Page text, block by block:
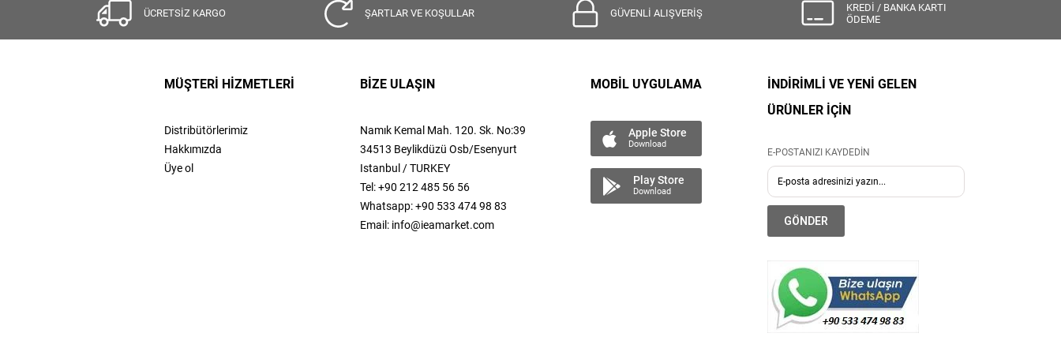
ÜCRETSİZ KARGO ŞARTLAR VE KOŞULLAR GÜVENLİ ALIŞVERİŞ
KREDİ / BANKA KARTI
ÖDEME
MÜŞTERİ HİZMETLERİ
Distribütörlerimiz
Hakkımızda
Üye ol
BİZE ULAŞIN
Namık Kemal Mah. 120. Sk. No:39
34513 Beylikdüzü Osb/Esenyurt
Istanbul / TURKEY
Tel: +90 212 485 56 56
Whatsapp: +90 533 474 98 83
Email: info@ieamarket.com
MOBİL UYGULAMA
Apple Store
Download
Play Store
Download
İNDİRİMLİ VE YENİ GELEN
ÜRÜNLER İÇİN
E-POSTANIZI KAYDEDİN
GÖNDER